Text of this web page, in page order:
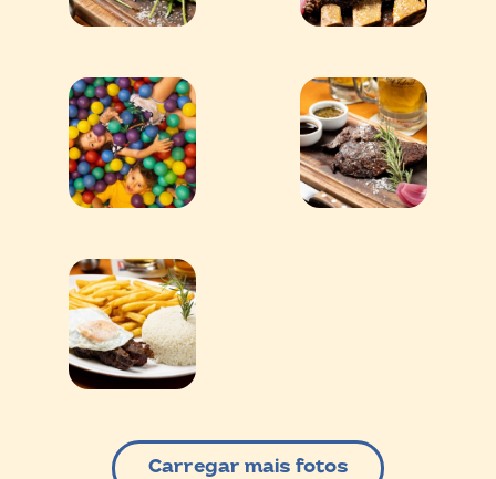
Carregar mais fotos